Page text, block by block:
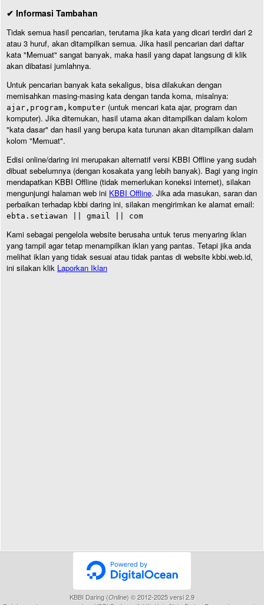
✔ Informasi Tambahan
Tidak semua hasil pencarian, terutama jika kata yang dicari terdiri dari 2
atau 3 huruf, akan ditampilkan semua. Jika hasil pencarian dari daftar
kata "Memuat" sangat banyak, maka hasil yang dapat langsung di klik
akan dibatasi jumlahnya.
Untuk pencarian banyak kata sekaligus, bisa dilakukan dengan
memisahkan masing-masing kata dengan tanda koma, misalnya:
ajar,program,komputer (untuk mencari kata ajar, program dan
komputer). Jika ditemukan, hasil utama akan ditampilkan dalam kolom
"kata dasar" dan hasil yang berupa kata turunan akan ditampilkan dalam
kolom "Memuat".
Edisi online/daring ini merupakan alternatif versi KBBI Offline yang sudah
dibuat sebelumnya (dengan kosakata yang lebih banyak). Bagi yang ingin
mendapatkan KBBI Offline (tidak memerlukan koneksi internet), silakan
mengunjungi halaman web ini KBBI Offline. Jika ada masukan, saran dan
perbaikan terhadap kbbi daring ini, silakan mengirimkan ke alamat email:
ebta.setiawan || gmail || com
Kami sebagai pengelola website berusaha untuk terus menyaring iklan
yang tampil agar tetap menampilkan iklan yang pantas. Tetapi jika anda
melihat iklan yang tidak sesuai atau tidak pantas di website kbbi.web.id,
ini silakan klik Laporkan Iklan
KBBI Daring (Online) © 2012-2025 versi 2.9